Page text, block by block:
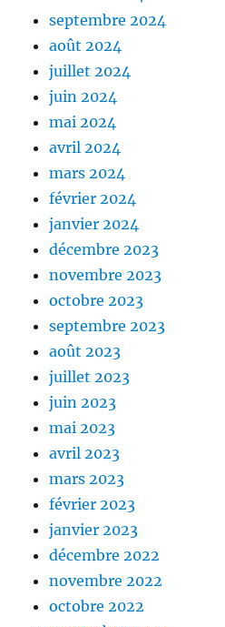
septembre 2024
août 2024
juillet 2024
juin 2024
mai 2024
avril 2024
mars 2024
février 2024
janvier 2024
décembre 2023
novembre 2023
octobre 2023
septembre 2023
août 2023
juillet 2023
juin 2023
mai 2023
avril 2023
mars 2023
février 2023
janvier 2023
décembre 2022
novembre 2022
octobre 2022